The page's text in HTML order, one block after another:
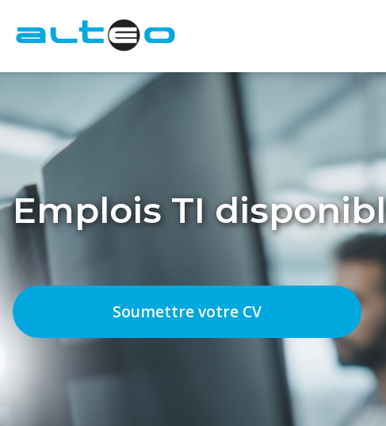
Emplois TI
Soumettre votre CV